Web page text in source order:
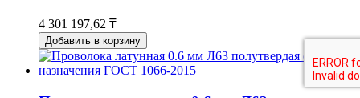
4 301 197,62 ₸
Добавить в корзину